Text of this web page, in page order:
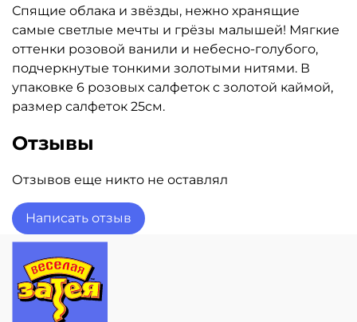
Спящие облака и звёзды, нежно хранящие
самые светлые мечты и грёзы малышей! Мягкие
оттенки розовой ванили и небесно-голубого,
подчеркнутые тонкими золотыми нитями. В
упаковке 6 розовых салфеток с золотой каймой,
размер салфеток 25см.
Отзывы
Отзывов еще никто не оставлял
Написать отзыв